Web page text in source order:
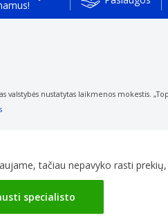
nustatytas laikmenos mokestis.
tačiau nepavyko rasti
specialisto